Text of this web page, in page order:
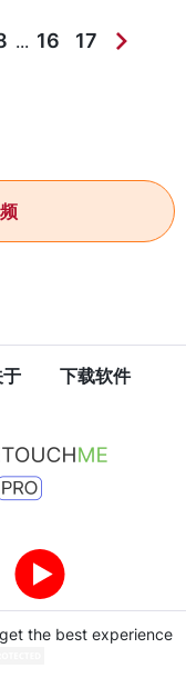
... 16 17
于
下载软件
the best experience